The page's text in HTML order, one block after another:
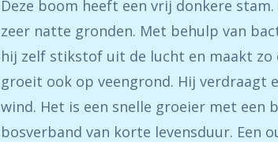
Deze boom heeft een vrij donkere
zeer natte gronden. Met behulp van
hij zelf stikstof uit de lucht en maakt zo
groeit ook op veengrond. Hij verdraagt
wind. Het is een snelle groeier met een
bosverband van korte levensduur. Een